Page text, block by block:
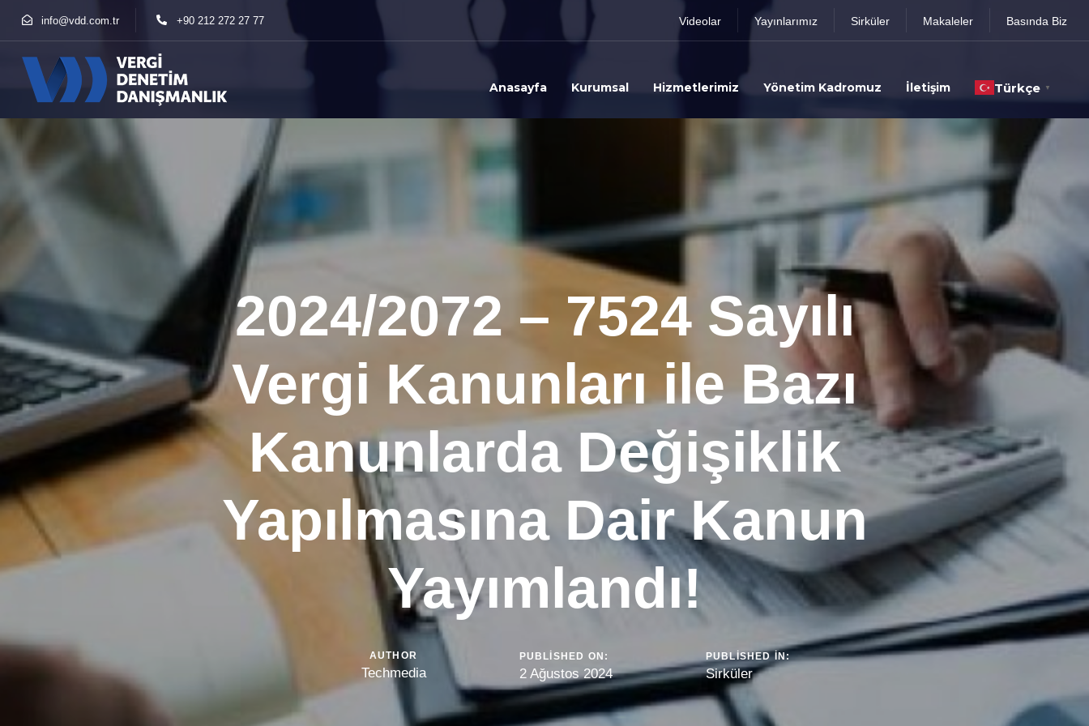
info@vdd.com.tr +90 212 272 27 77 Videolar Yayınlarımız Sirküler Makaleler Basında Biz
Anasayfa Kurumsal Hizmetlerimiz Yönetim Kadromuz İletişim Türkçe ▼
2024/2072 – 7524 Sayılı
Vergi Kanunları ile Bazı
Kanunlarda Değişiklik
Yapılmasına Dair Kanun
Yayımlandı!
AUTHOR
Techmedia
PUBLISHED ON:
2 Ağustos 2024
PUBLISHED IN:
Sirküler